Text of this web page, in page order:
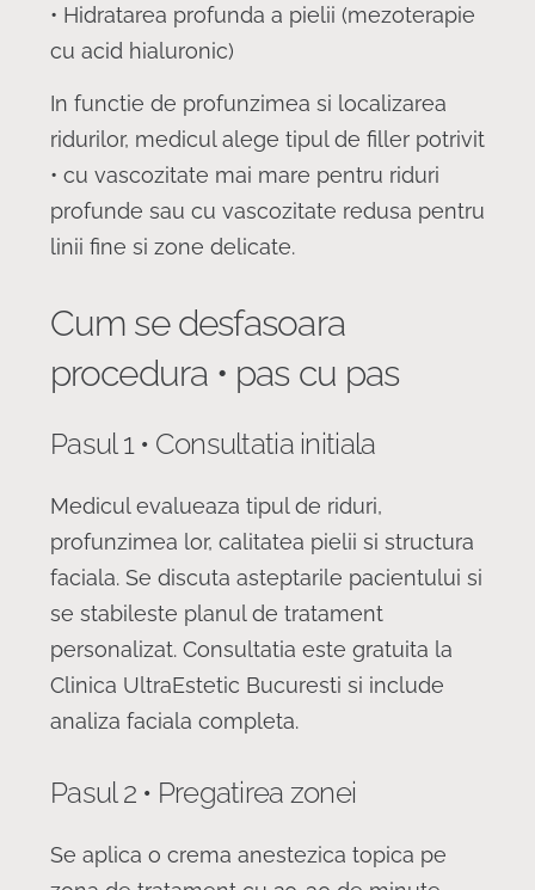
• Hidratarea profunda a pielii (mezoterapie
cu acid hialuronic)
In functie de profunzimea si localizarea
ridurilor, medicul alege tipul de filler potrivit
• cu vascozitate mai mare pentru riduri
profunde sau cu vascozitate redusa pentru
linii fine si zone delicate.
Cum se desfasoara
procedura • pas cu pas
Pasul 1 • Consultatia initiala
Medicul evalueaza tipul de riduri,
profunzimea lor, calitatea pielii si structura
faciala. Se discuta asteptarile pacientului si
se stabileste planul de tratament
personalizat. Consultatia este gratuita la
Clinica UltraEstetic Bucuresti si include
analiza faciala completa.
Pasul 2 • Pregatirea zonei
Se aplica o crema anestezica topica pe